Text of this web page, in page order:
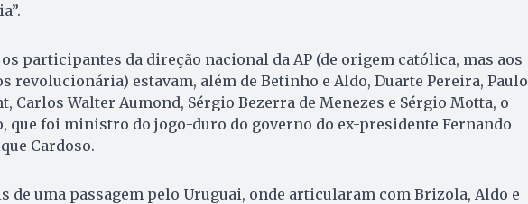
participantes da direção nacional da AP (de origem católica, mas aos
revolucionária) estavam, além de Betinho e Aldo, Duarte Pereira, Paulo
Carlos Walter Aumond, Sérgio Bezerra de Menezes e Sérgio Motta, o
que foi ministro do jogo-duro do governo do ex-presidente Fernando
Cardoso.
de uma passagem pelo Uruguai, onde articularam com Brizola, Aldo e